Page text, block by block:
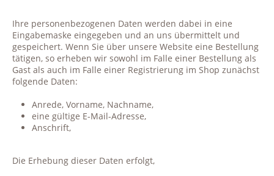
Ihre personenbezogenen Daten werden dabei in eine
Eingabemaske eingegeben und an uns übermittelt und
gespeichert. Wenn Sie über unsere Website eine Bestellung
tätigen, so erheben wir sowohl im Falle einer Bestellung als
Gast als auch im Falle einer Registrierung im Shop zunächst
folgende Daten:
Anrede, Vorname, Nachname,
eine gültige E-Mail-Adresse,
Anschrift,
Die Erhebung dieser Daten erfolgt,